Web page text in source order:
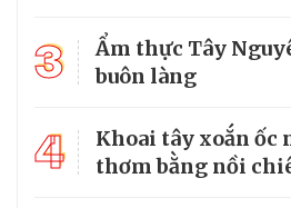
3
Ẩm thực Tây
buôn làng
4
Khoai tây xoắn ốc
thơm bằng nồi